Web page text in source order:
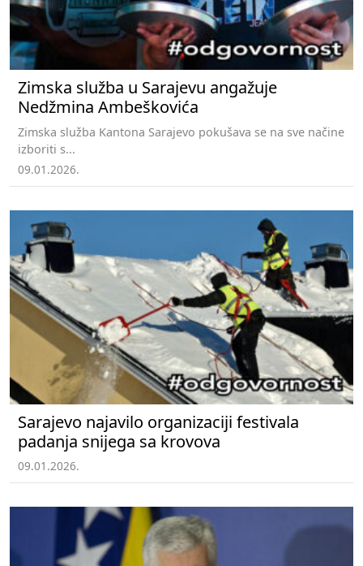
Zimska služba u Sarajevu angažuje
Nedžmina Ambeškovića
Zimska služba Kantona Sarajevo pokušava se na sve načine
izboriti s...
09.01.2026.
Sarajevo najavilo organizaciji festivala
padanja snijega sa krovova
09.01.2026.